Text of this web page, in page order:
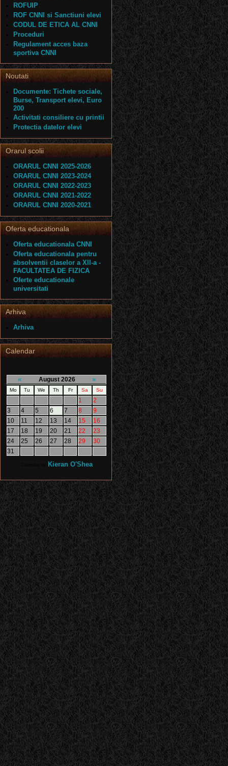
ROFUIP
ROF CNNI si Sanctiuni elevi
CODUL DE ETICA AL CNNI
Proceduri
Regulament acces baza
sportiva CNNI
Noutati
Documente: Tichete sociale,
Burse, Transport elevi, Euro
200
Activitati consiliere cu printii
Protectia datelor elevi
Orarul scolii
ORARUL CNNI 2025-2026
ORARUL CNNI 2023-2024
ORARUL CNNI 2022-2023
ORARUL CNNI 2021-2022
ORARUL CNNI 2020-2021
Oferta educationala
Oferta educationala CNNI
Oferta educationala pentru
absolventii claselor a XII-a -
FACULTATEA DE FIZICA
Oferte educationale
universitati
Arhiva
Arhiva
Calendar
« August 2026 »
Mo Tu We Th Fr Sa Su
1
2
3
4 5 6 7 8
9
10
11 12 13 14 15
16
17
18 19 20 21 22
23
24
25 26 27 28 29
30
31
Kieran O'Shea